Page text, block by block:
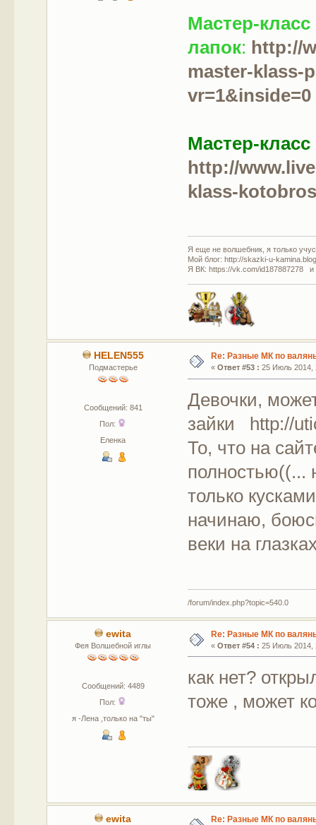
Мастер-
лапок: http://
master-klass-
vr=1&inside=0
Мастер-
http://
klass-
Я еще не волшебник, я только
Мой блог: http://skazki-u-
Я ВК: https://vk.com/id187887278 и
HELEN555
Подмастерье
Сообщений: 841
Пол:
Еленка
Re: Разные МК по
« Ответ #53 : 25 Июль 2014,
Девочки,
зайки http://
То, что на
полностью((...
только
начинаю,
веки на
/forum/index.php?topic=540.0
ewita
Фея Волшебной иглы
Сообщений: 4489
Пол:
я -Лена ,только на "ты"
Re: Разные МК по
« Ответ #54 : 25 Июль 2014,
как нет?
тоже , может
ewita Re: Разные МК по